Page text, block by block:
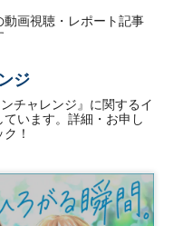
画視聴・レポート記事
ジ
チャレンジ』に関するイ
います。詳細・お申し
！